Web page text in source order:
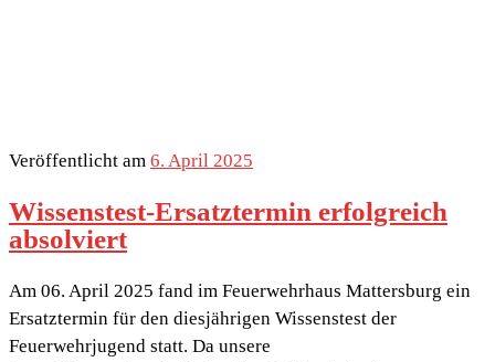
Veröffentlicht am 6. April 2025
Wissenstest-Ersatztermin erfolgreich
absolviert
Am 06. April 2025 fand im Feuerwehrhaus Mattersburg ein
Ersatztermin für den diesjährigen Wissenstest der
Feuerwehrjugend statt. Da unsere